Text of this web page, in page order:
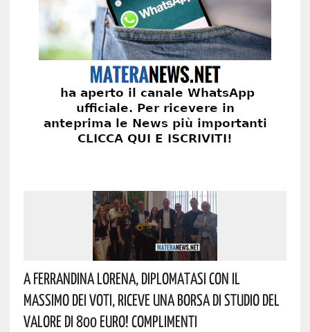
A Ferrandina Lorena, Diplomatasi Con Il
Massimo Dei Voti, Riceve Una Borsa Di Studio Del
Valore Di 800 Euro! Complimenti